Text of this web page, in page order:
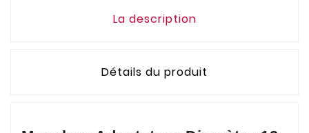
La description
Détails du produit